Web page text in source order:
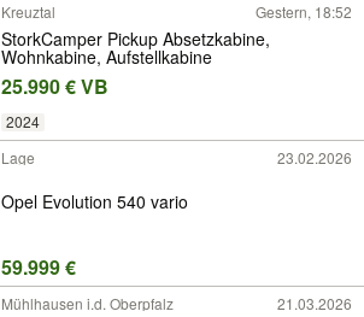
Kreuztal Gestern, 18:52
StorkCamper Pickup Absetzkabine,
Wohnkabine, Aufstellkabine
25.990 € VB
2024
Lage 23.02.2026
Opel Evolution 540 vario
59.999 €
Mühlhausen i.d. Oberpfalz 21.03.2026